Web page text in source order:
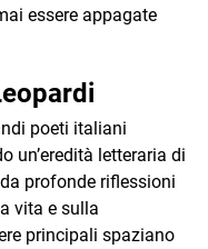
essere appagate
poeti italiani
un’eredità letteraria di
profonde riflessioni
vita e sulla
principali spaziano